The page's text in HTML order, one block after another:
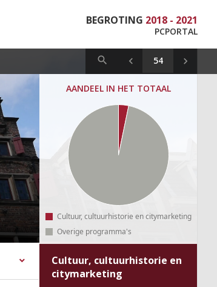
BEGROTING 2018 - 2021
PCPORTAL
AANDEEL IN HET TOTAAL
Cultuur, cultuurhistorie en citymarketing
Overige programma's
Cultuur, cultuurhistorie en
citymarketing